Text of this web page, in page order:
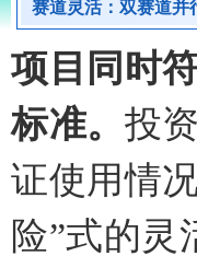
赛道灵活：双赛道并
项目同时
标准。 投
证使用情
险”式的灵